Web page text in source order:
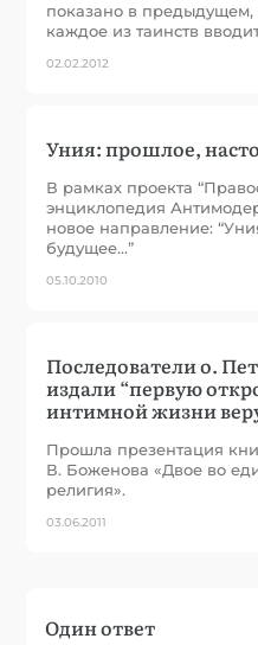
показано в предыдущем,
каждое из таинств
02.02.2012
Уния: прошлое,
В рамках проекта
энциклопедия
новое направление:
будущее…”
05.10.2010
Последователи о.
издали “первую
интимной жизни
Прошла презентация
В. Боженова «Двое во
религия».
03.06.2011
Один ответ